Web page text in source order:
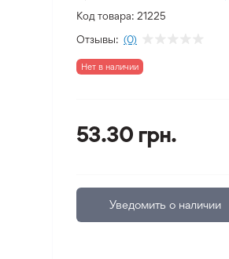
Код товара: 21225
Отзывы: (0)
Нет в наличии
53.30 грн.
Уведомить о наличии